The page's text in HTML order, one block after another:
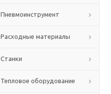
Пневмоинструмент
Расходные материалы
Станки
Тепловое оборудование